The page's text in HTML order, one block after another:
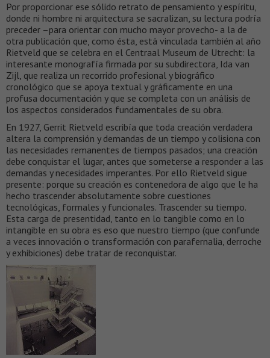
Por proporcionar ese sólido retrato de pensamiento y espíritu,
donde ni hombre ni arquitectura se sacralizan, su lectura podría
preceder –para orientar con mucho mayor provecho- a la de
otra publicación que, como ésta, está vinculada también al año
Rietveld que se celebra en el Centraal Museum de Utrecht: la
interesante monografía firmada por su subdirectora, Ida van
Zijl, que realiza un recorrido profesional y biográfico
cronológico que se apoya textual y gráficamente en una
profusa documentación y que se completa con un análisis de
los aspectos considerados fundamentales de su obra.
En 1927, Gerrit Rietveld escribía que toda creación verdadera
altera la comprensión y demandas de un tiempo y colisiona con
las necesidades remanentes de tiempos pasados; una creación
debe conquistar el lugar, antes que someterse a responder a las
demandas y necesidades imperantes. Por ello Rietveld sigue
presente: porque su creación es contenedora de algo que le ha
hecho trascender absolutamente sobre cuestiones
tecnológicas, formales y funcionales. Trascender su tiempo.
Esta carga de presentidad, tanto en lo tangible como en lo
intangible en su obra es eso que nuestro tiempo (que confunde
a veces innovación o transformación con parafernalia, derroche
y exhibiciones) debe tratar de reconquistar.